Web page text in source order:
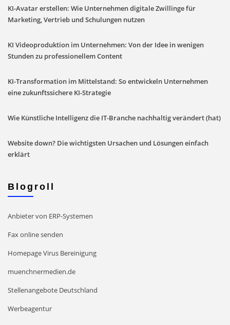
KI-Avatar erstellen: Wie Unternehmen digitale Zwillinge für
Marketing, Vertrieb und Schulungen nutzen
KI Videoproduktion im Unternehmen: Von der Idee in wenigen
Stunden zu professionellem Content
KI-Transformation im Mittelstand: So entwickeln Unternehmen
eine zukunftssichere KI-Strategie
Wie Künstliche Intelligenz die IT-Branche nachhaltig verändert (hat)
Website down? Die wichtigsten Ursachen und Lösungen einfach
erklärt
Blogroll
Anbieter von ERP-Systemen
Fax online senden
Homepage Virus Bereinigung
muenchnermedien.de
Stellenangebote Deutschland
Werbeagentur